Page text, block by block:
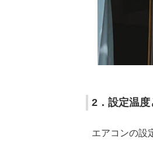
2．設定温度
エアコンの設